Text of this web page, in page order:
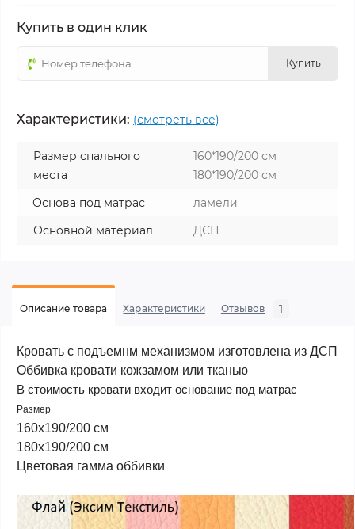
Купить в один клик
Купить
Характеристики: (смотреть все)
Размер спального
места
160*190/200 см
180*190/200 см
Основа под матрас
ламели
Основной материал
ДСП
Описание товара Характеристики Отзывов 1
Кровать с подъемнм механизмом изготовлена из ДСП
Оббивка кровати кожзамом или тканью
В стоимость кровати входит основание под матрас
Размер
160х190/200 см
180х190/200 см
Цветовая гамма оббивки